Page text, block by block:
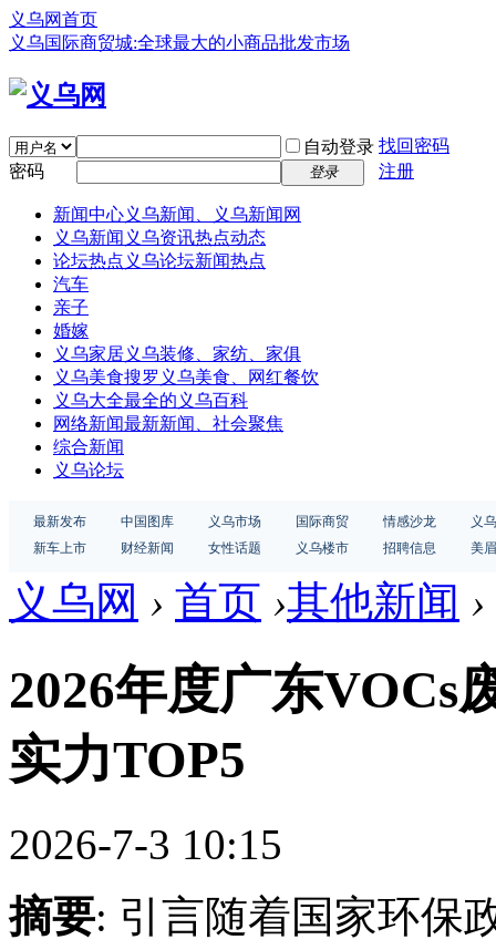
义乌网首页
义乌国际商贸城:全球最大的小商品批发市场
自动登录 找回密码
密码
登录 注册
新闻中心义乌新闻、义乌新闻网
义乌新闻 义乌资讯热点动态
论坛热点 义乌论坛新闻热点
汽车
亲子
婚嫁
义乌家居义乌装修、家纺、家俱
义乌美食搜罗义乌美食、网红餐饮
义乌大全最全的义乌百科
网络新闻最新新闻、社会聚焦
综合新闻
义乌论坛
最新发布 中国图库 义乌市场 国际商贸 情感沙龙
义
新车上市
财经新闻 女性话题 义乌楼市 招聘信息 美
义乌网 › 首页 ›其他新闻 ›
2026年度广东VOCs
实力TOP5
2026-7-3 10:15
摘要: 引言随着国家环保